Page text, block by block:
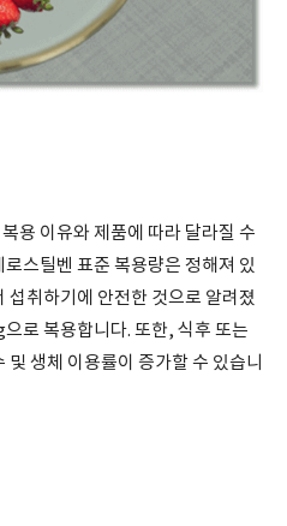
용 이유와 제품에 따라 달라질 수
스틸벤 표준 복용량은 정해져 있
취하기에 안전한 것으로 알려졌
로 복용합니다. 또한, 식후 또는
생체 이용률이 증가할 수 있습니